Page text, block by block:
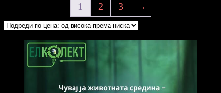
1 2 3 →